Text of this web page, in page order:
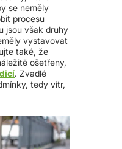
se neměly
procesu
jsou však druhy
vystavovat
také, že
ošetřeny,
. Zvadlé
tedy vítr,